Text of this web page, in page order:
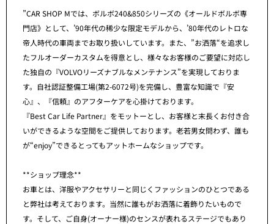
”CAR SHOP Mでは、ボルボ240&850シリーズの《オールドボルボ専
門店》として、’90年代の稀少な限定モデルから、’80年代のレトロな
帝人時代の車両までお取り扱いしています。また、”お洒落“を追求し
たフルオーダーカスタムを得意とし、様々なお客様のご要望に対応し
た独自の『VOLVOリーズナブルなメンテナンス”を実現しておりま
す。自社認証整備工場(第2-6072号)を完備し、豊富な知識で『安
心』、『信頼』のアフターケアを心掛けております。
『Best Car Life Partner』をモットーとし、お客様と末長くお付き合
いができるような空間をご提供しております。老若男女問わず、誰も
が“enjoy”できるとってもアットホームなショップです。
**ショップ理念**
お車とは、洋服やアクセサリーと同じくファッションのひとつである
と弊社は考えております。当然に誰もがお洒落に着飾りたいもので
す。そして、ご自身(オーナー様)のセンスが表れるステージでもあり